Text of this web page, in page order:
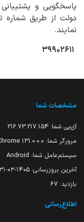
پاسخگویی و
دولت از طریق شماره
نمایند.
۳۹۹۰۲۶۱۱
مشخصات شما
آی‌پی شما: 216.73.217.154
مرورگر شما: 131.0.0.0 Chrome
سیستم‌عامل شما: Android
آخرین بروزرسانی: ۱۴۰۵-۰۳-۳۱
بازدید: 67
اطلاع‌رسانی